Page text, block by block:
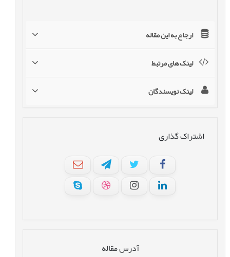
ارجاع به این مقاله
لینک های مرتبط
لینک نویسندگان
اشتراک گذاری
آدرس مقاله